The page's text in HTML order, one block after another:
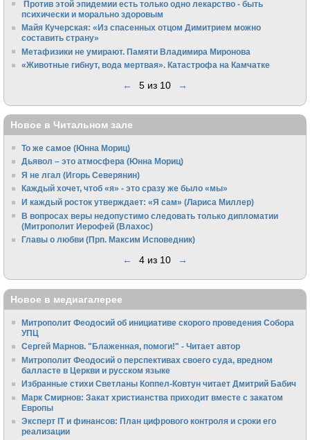
Против этой эпидемии есть только одно лекарство - быть
психически и морально здоровым
Майя Кучерская: «Из спасенных отцом Димитрием можно
составить страну»
Метафизики не умирают. Памяти Владимира Миронова
«Животные гибнут, вода мертвая». Катастрофа на Камчатке
← 5 из 10 →
Новое в Читальном зале
То же самое (Юнна Мориц)
Дьявол – это атмосфера (Юнна Мориц)
Я не лгал (Игорь Северянин)
Каждый хочет, чтоб «я» - это сразу же было «мы»
И каждый росток утверждает: «Я сам» (Лариса Миллер)
В вопросах веры недопустимо следовать только дипломатии
(Митрополит Иерофей (Влахос)
Главы о любви (Прп. Максим Исповедник)
← 4 из 10 →
Новое в медиагалерее
Митрополит Феодосий об инициативе скорого проведения Собора
УПЦ
Сергей Марнов. "Блаженная, помоги!" - Читает автор
Митрополит Феодосий о перспективах своего суда, вредном
балласте в Церкви и русском языке
Избранные стихи Светланы Коппел-Ковтун читает Дмитрий Бабич
Марк Смирнов: Закат христианства приходит вместе с закатом
Европы
Эксперт IT и финансов: План цифрового контроля и сроки его
реализации